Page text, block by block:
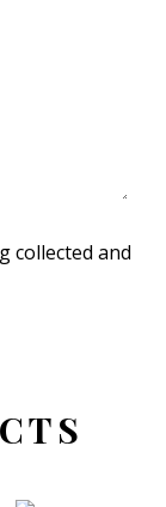
collected and